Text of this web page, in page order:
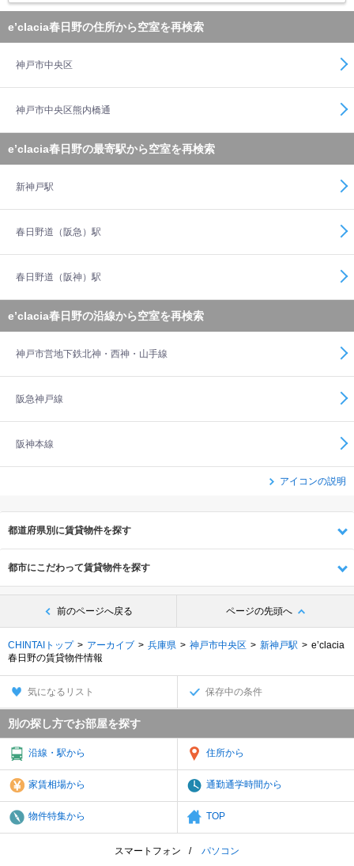
e’clacia春日野の住所から空室を再検索
神戸市中央区
神戸市中央区熊内橋通
e’clacia春日野の最寄駅から空室を再検索
新神戸駅
春日野道（阪急）駅
春日野道（阪神）駅
e’clacia春日野の沿線から空室を再検索
神戸市営地下鉄北神・西神・山手線
阪急神戸線
阪神本線
アイコンの説明
都道府県別に賃貸物件を探す
都市にこだわって賃貸物件を探す
前のページへ戻る ページの先頭へ
CHINTAIトップ アーカイブ 兵庫県 神戸市中央区 新神戸駅
e’clacia
春日野の賃貸物件情報
気になるリスト 保存中の条件
別の探し方でお部屋を探す
沿線・駅から 住所から
家賃相場から 通勤通学時間から
物件特集から TOP
スマートフォン パソコン